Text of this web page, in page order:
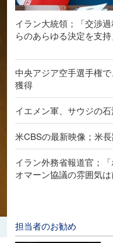
イラン大統領；「交渉
らのあらゆる決定を支持
中央アジア空手選手権
獲得
イエメン軍、サウジの
米CBSの最新映像；米
イラン外務省報道官；
オマーン協議の雰囲気は
担当者のお勧め